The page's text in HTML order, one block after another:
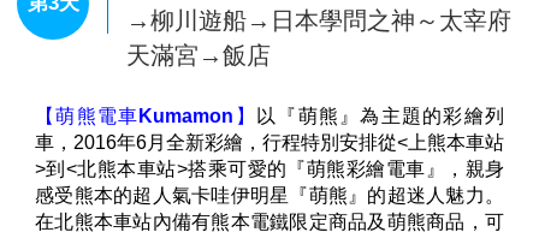
存，構成一種優雅的氣氛。
【金鱗湖】
由溫泉匯流而成的金鱗湖，即使是嚴冬季
節，湖水也熱氣騰騰，是盆地中晨霧的來源。這一帶充
著名人士，是湯布院最著名的湖泊。
【草千里】草千里絕佳的地理位置，在此能看見中岳火
山的噴煙。接近四角形狀的大草原，一直延伸到了烏帽
子岳北麓，不管是草原中央的大水池，或是放牧中的馬
兒，總能讓人找到牧歌裡的情境。碧綠鮮豔的夏季、銀
早餐：
飯店內早餐
午餐：
湯布院風味套餐 或 日式風味套餐 (餐標日幣2000)
為方便逛街，敬請自理
東急REI飯店或熊本城景觀舒適公寓飯店或AZ HOTELS或
Mielparque飯店熊本或同級